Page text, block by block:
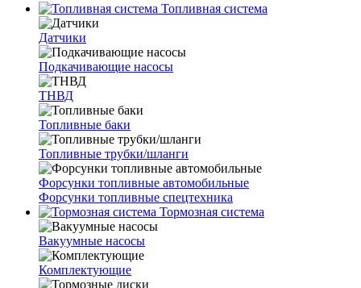
Топливная система
Датчики
Подкачивающие насосы
ТНВД
Топливные баки
Топливные трубки/шланги
Форсунки топливные автомобильные
Форсунки топливные спецтехника
Тормозная система
Вакуумные насосы
Комплектующие